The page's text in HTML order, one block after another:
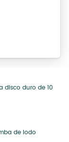
disco duro de 10
de lodo